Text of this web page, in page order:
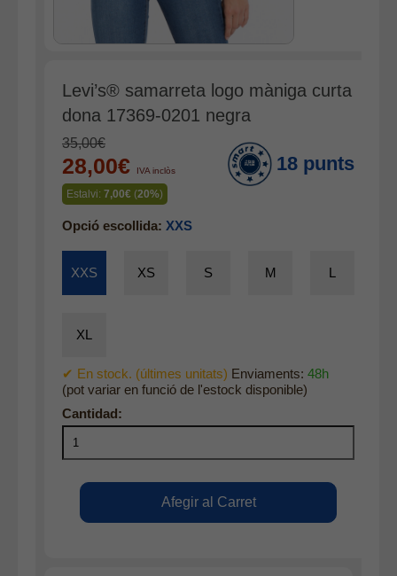
Jerseis
Accessoris
Cinturons
Bufandes i mocadors
Calçat
Gavardina estiu home
Gavardina hivern home
Mitjons
Pana dona
Levi’s® samarreta logo màniga curta
dona 17369-0201 negra
35,00€
28,00€ IVA inclòs
Estalvi: 7,00€ (20%)
18 punts
Opció escollida: XXS
XXS XS S M L
XL
✔ En stock. (últimes unitats) Enviaments: 48h
(pot variar en funció de l'estock disponible)